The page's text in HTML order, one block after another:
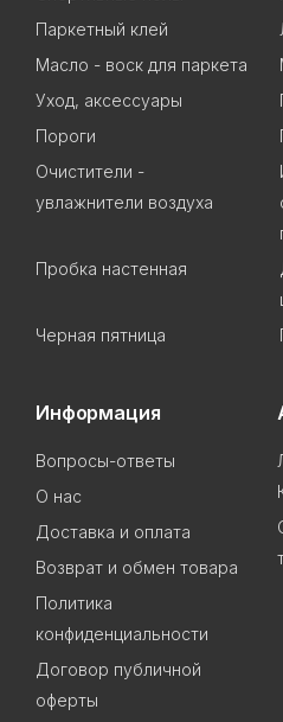
Паркетный клей
Масло - воск для паркета
Уход, аксессуары
Пороги
Очистители -
увлажнители воздуха
Пробка настенная
Черная пятница
Информация
Вопросы-ответы
О нас
Доставка и оплата
Возврат и обмен товара
Политика
конфиденциальности
Договор публичной
оферты